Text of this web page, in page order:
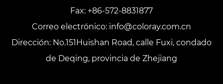
Fax: +86-572-8831877
Correo electrónico: info@coloray.com.cn
Dirección: No.151Huishan Road, calle Fuxi, condado
de Deqing, provincia de Zhejiang